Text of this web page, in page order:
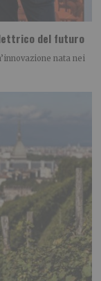
del futuro
nata nei